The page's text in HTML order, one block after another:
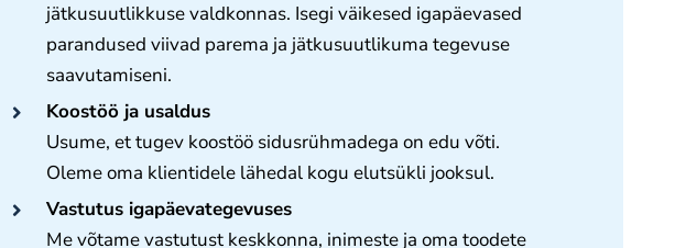
jätkusuutlikkuse valdkonnas. Isegi väikesed igapäevased
parandused viivad parema ja jätkusuutlikuma tegevuse
saavutamiseni.
Koostöö ja usaldus
Usume, et tugev koostöö sidusrühmadega on edu võti.
Oleme oma klientidele lähedal kogu elutsükli jooksul.
Vastutus igapäevategevuses
Me võtame vastutust keskkonna, inimeste ja oma toodete